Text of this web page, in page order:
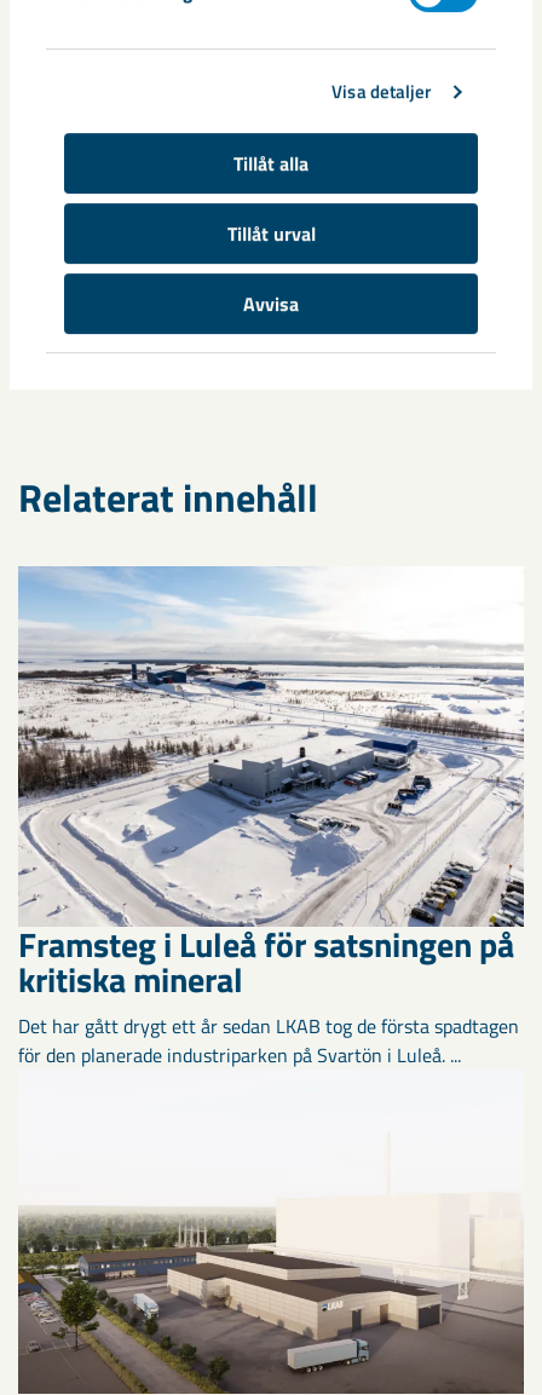
Visa detaljer
Tillåt alla
Tillåt urval
Avvisa
Dela
HYBRIT järnsvamp Magnus Tottie SSAB Vattenfall
Relaterat innehåll
Framsteg i Luleå för satsningen på
kritiska mineral
Det har gått drygt ett år sedan LKAB tog de första spadtagen
för den planerade industriparken på Svartön i Luleå. ...